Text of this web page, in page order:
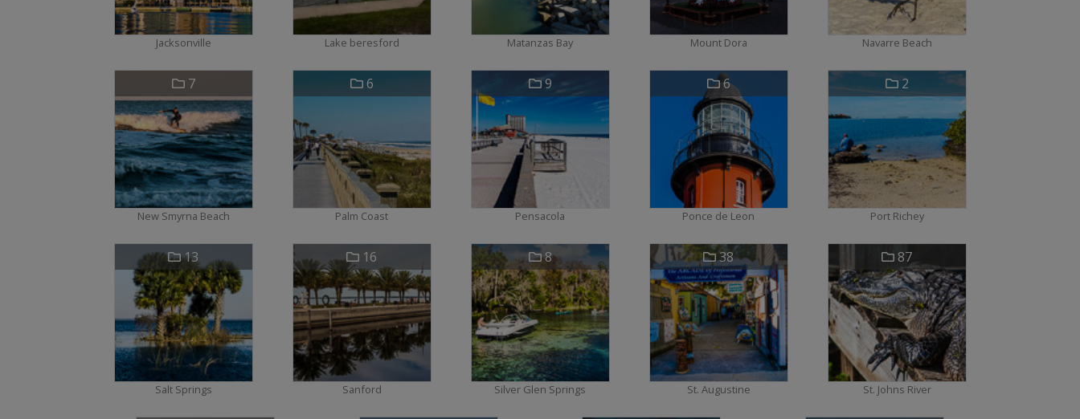
Jacksonville Lake beresford Matanzas Bay Mount Dora Navarre Beach
7
New Smyrna Beach
6
Palm Coast
9
Pensacola
6
Ponce de Leon
2
Port Richey
13
Salt Springs
16
Sanford
8
Silver Glen Springs
38
St. Augustine
87
St. Johns River